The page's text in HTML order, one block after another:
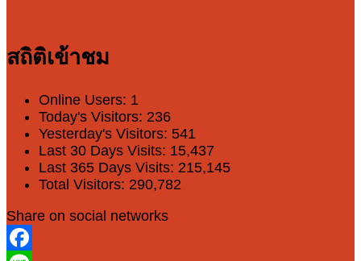
สถิติเข้าชม
Online Users: 1
Today's Visitors: 236
Yesterday's Visitors: 541
Last 30 Days Visits: 15,437
Last 365 Days Visits: 215,145
Total Visitors: 290,782
Share on social networks